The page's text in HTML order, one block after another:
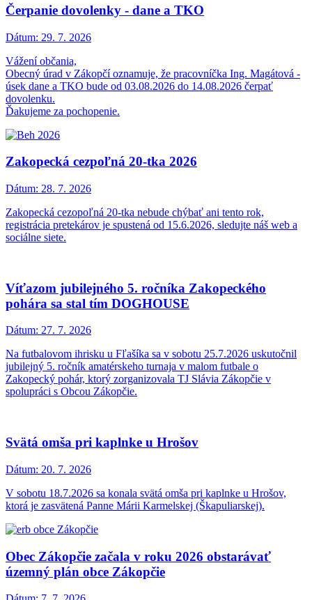
Čerpanie dovolenky - dane a TKO
Dátum: 29. 7. 2026
Vážení občania,
Obecný úrad v Zákopčí oznamuje, že pracovníčka Ing. Magátová -
úsek dane a TKO bude od 03.08.2026 do 14.08.2026 čerpať
dovolenku.
Ďakujeme za pochopenie.
Zakopecká cezpoľná 20-tka 2026
Dátum: 28. 7. 2026
Zakopecká cezopoľná 20-tka nebude chýbať ani tento rok,
registrácia pretekárov je spustená od 15.6.2026, sledujte náš web a
sociálne siete.
Víťazom jubilejného 5. ročníka Zakopeckého
pohára sa stal tím DOGHOUSE
Dátum: 27. 7. 2026
Na futbalovom ihrisku u Fľašíka sa v sobotu 25.7.2026 uskutočnil
jubilejný 5. ročník amatérskeho turnaja v malom futbale o
Zakopecký pohár, ktorý zorganizovala TJ Slávia Zákopčie v
spolupráci s Obcou Zákopčie.
Svätá omša pri kaplnke u Hrošov
Dátum: 20. 7. 2026
V sobotu 18.7.2026 sa konala svätá omša pri kaplnke u Hrošov,
ktorá je zasvätená Panne Márii Karmelskej (Škapuliarskej).
Obec Zákopčie začala v roku 2026 obstarávať
územný plán obce Zákopčie